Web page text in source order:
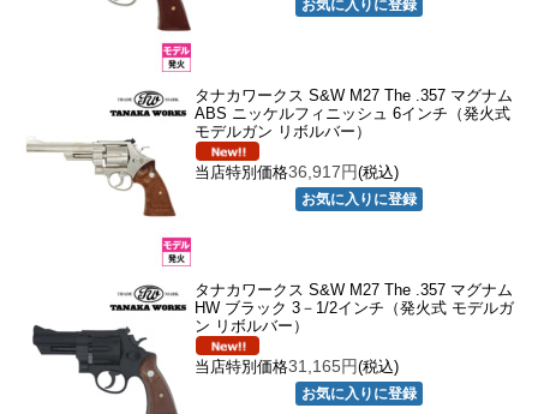
タナカワークス S&W M27 The .357 マグナム
ABS ニッケルフィニッシュ 6インチ（発火式
モデルガン リボルバー）
当店特別価格36,917円(税込)
タナカワークス S&W M27 The .357 マグナム
HW ブラック 3－1/2インチ（発火式 モデルガ
ン リボルバー）
当店特別価格31,165円(税込)